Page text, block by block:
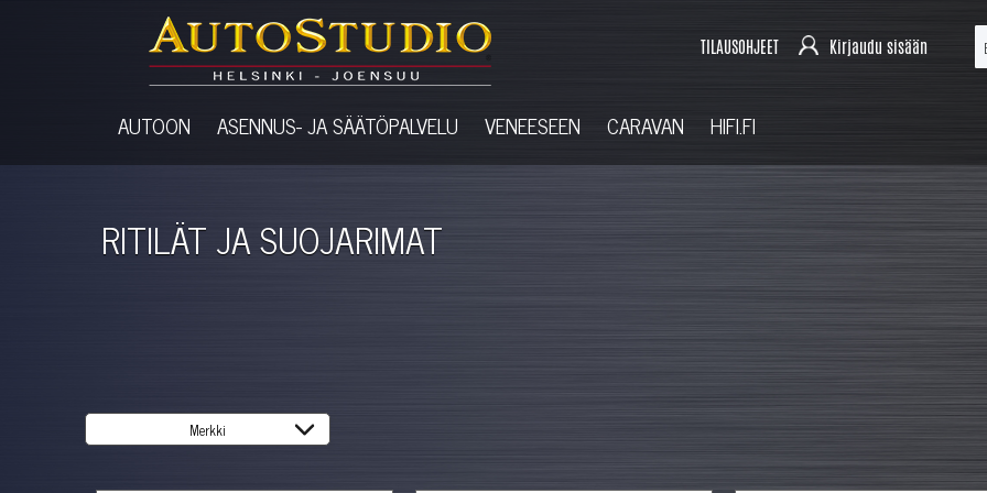
Kirjaudu sisään
TILAUSOHJEET
AUTOON ASENNUS- JA SÄÄTÖPALVELU VENEESEEN CARAVAN HIFI.FI
RITILÄT JA SUOJARIMAT